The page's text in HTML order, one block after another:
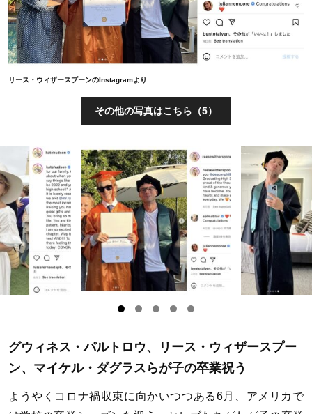
リース・ウィザースプーンのInstagramより
その他の写真はこちら（5）
グウィネス・パルトロウ、リース・ウィザースプー
ン、マイケル・ダグラスらが子の卒業祝う
ようやくコロナ禍収束に向かいつつある6月、アメリカで